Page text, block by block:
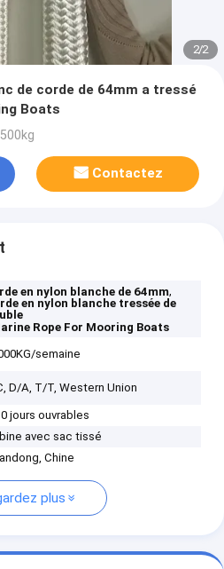
2/2
de corde de 64mm a tressé
Boats
Contactez
en nylon blanche de 64mm,
en nylon blanche tressée de
Rope For Mooring Boats
semaine
D/A, T/T, Western Union
jours ouvrables
avec sac tissé
Chine
plus